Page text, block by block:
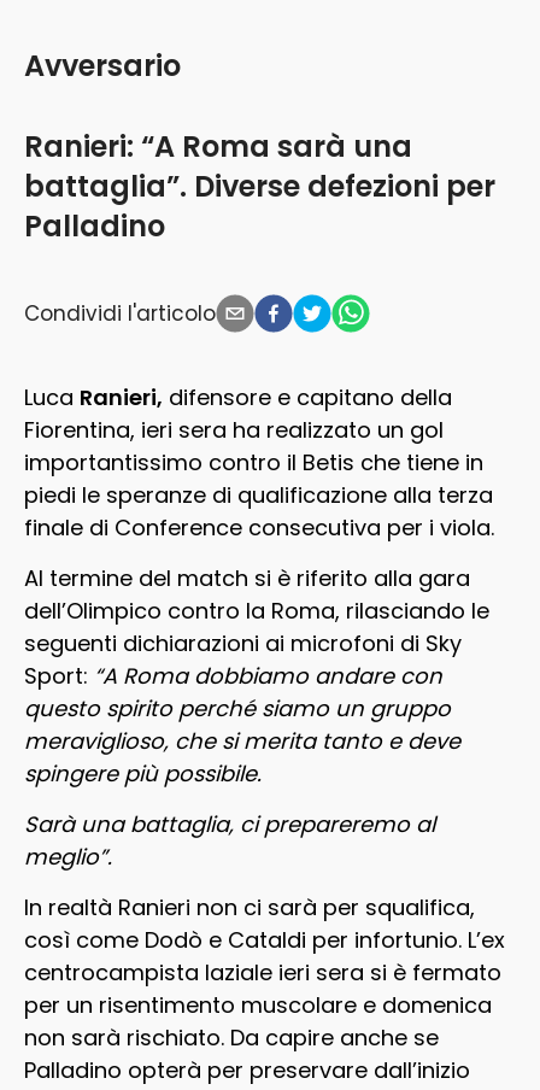
Ranieri: “A Roma sarà una
battaglia”. Diverse defezioni per
Palladino
Avversario
Condividi l'articolo
Luca Ranieri, difensore e capitano della
Fiorentina, ieri sera ha realizzato un gol
importantissimo contro il Betis che tiene in
piedi le speranze di qualificazione alla terza
finale di Conference consecutiva per i viola.
Al termine del match si è riferito alla gara
dell’Olimpico contro la Roma, rilasciando le
seguenti dichiarazioni ai microfoni di Sky
Sport: “A Roma dobbiamo andare con
questo spirito perché siamo un gruppo
meraviglioso, che si merita tanto e deve
spingere più possibile.
Sarà una battaglia, ci prepareremo al
meglio”.
In realtà Ranieri non ci sarà per squalifica,
così come Dodò e Cataldi per infortunio. L’ex
centrocampista laziale ieri sera si è fermato
per un risentimento muscolare e domenica
non sarà rischiato. Da capire anche se
Palladino opterà per preservare dall’inizio